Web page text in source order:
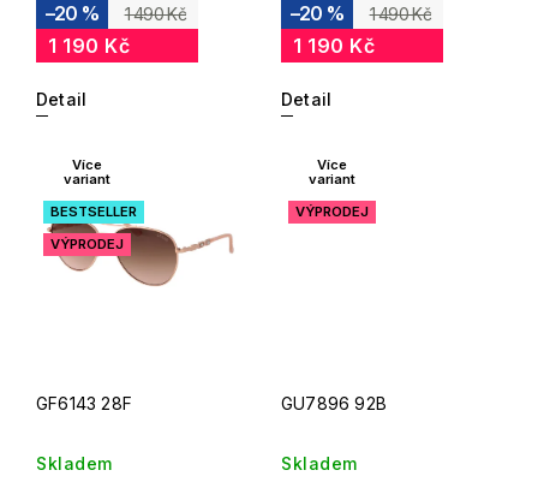
1 490 Kč
–20 %
1 190 Kč
Detail
1 490 Kč
–20 %
1 190 Kč
Detail
Více
variant
BESTSELLER
VÝPRODEJ
GF6143 28F
Skladem
Více
variant
VÝPRODEJ
GU7896 92B
Skladem